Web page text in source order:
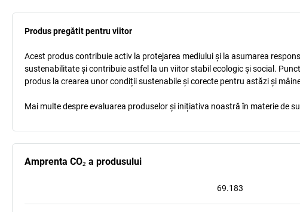
Produs pregătit pentru viitor
Acest produs contribuie activ la protejarea mediului și la asumarea
sustenabilitate și contribuie astfel la un viitor stabil ecologic și social.
produs la crearea unor condiții sustenabile și corecte pentru astăzi și
Mai multe despre evaluarea produselor și inițiativa noastră în materie de
Amprenta CO₂ a produsului
69.183